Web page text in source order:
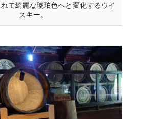
て綺麗な琥珀色へと変化するウイ
スキー。